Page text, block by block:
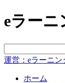
eラーニ
運営：eラーニ
ホーム